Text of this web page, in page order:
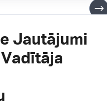
Jautājumi